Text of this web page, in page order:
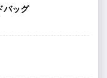
バッグ